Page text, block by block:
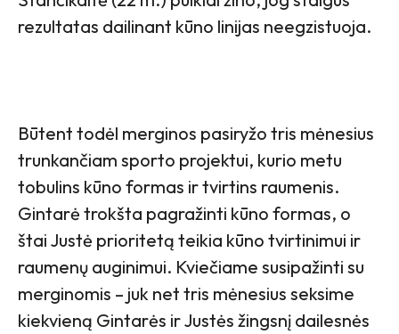
rezultatas dailinant kūno linijas neegzistuoja.
Būtent todėl merginos pasiryžo tris mėnesius
trunkančiam sporto projektui, kurio metu
tobulins kūno formas ir tvirtins raumenis.
Gintarė trokšta pagražinti kūno formas, o
štai Justė prioritetą teikia kūno tvirtinimui ir
raumenų auginimui. Kviečiame susipažinti su
merginomis – juk net tris mėnesius seksime
kiekvieną Gintarės ir Justės žingsnį dailesnės